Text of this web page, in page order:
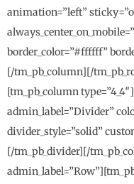
animation=”left”
border_color=”#ffffff”
[/tm_pb_column][/
[tm_pb_column
admin_label=”Divider”
divider_style=”solid”
[/tm_pb_divider][/